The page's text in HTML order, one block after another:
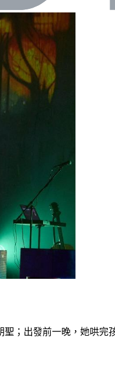
；出發前一晚，她哄